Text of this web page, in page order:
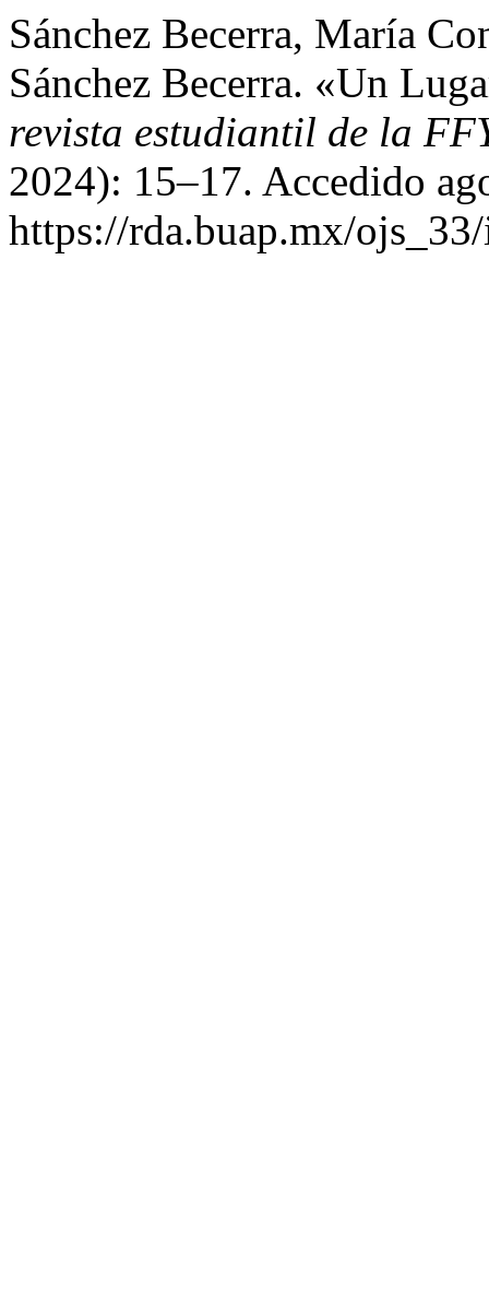
Sánchez Becerra, María
Sánchez Becerra. «Un
revista estudiantil de la
2024): 15–17. Accedido
https://rda.buap.mx/